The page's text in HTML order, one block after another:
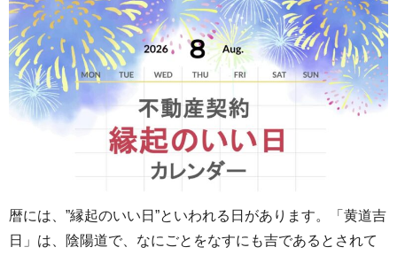
暦には、”縁起のいい日”といわれる日があります。「黄道吉
日」は、陰陽道で、なにごとをなすにも吉であるとされて